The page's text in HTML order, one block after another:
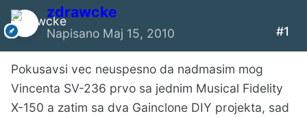
zdrawcke
Napisano Maj 15, 2010 #1
Pokusavsi vec neuspesno da nadmasim mog
Vincenta SV-236 prvo sa jednim Musical Fidelity
X-150 a zatim sa dva Gainclone DIY projekta, sad